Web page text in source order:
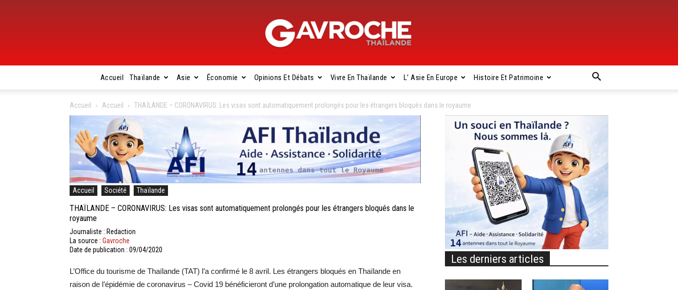
Gavroche
Thaïlande
Accueil Thaïlande Asie Économie Opinions Et Débats Vivre En Thaïlande L’ Asie En Europe Histoire Et Patrimoine
Accueil Accueil THAÏLANDE – CORONAVIRUS: Les visas sont automatiquement prolongés pour les étrangers bloqués dans le royaume
Accueil Société Thaïlande
THAÏLANDE – CORONAVIRUS: Les visas sont automatiquement prolongés pour les étrangers bloqués dans le
royaume
Journaliste : Redaction
La source : Gavroche
Date de publication : 09/04/2020
L’Office du tourisme de Thaïlande (TAT) l’a confirmé le 8 avril. Les étrangers bloqués en Thaïlande en
raison de l’épidémie de coronavirus – Covid 19 bénéficieront d’une prolongation automatique de leur visa.
Les derniers articles